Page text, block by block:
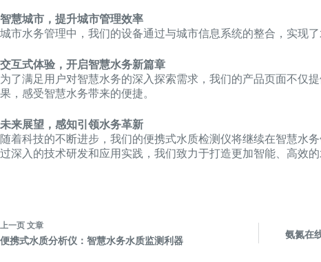
智慧城市，提升城市管理效率
城市水务管理中，我们的设备通过与城市信息系统的整合，实现
交互式体验，开启智慧水务新篇章
为了满足用户对智慧水务的深入探索需求，我们的产品页面不仅
果，感受智慧水务带来的便捷。
未来展望，感知引领水务革新
随着科技的不断进步，我们的便携式水质检测仪将继续在智慧水
过深入的技术研发和应用实践，我们致力于打造更加智能、高效
上一页 文章
便携式水质分析仪：智慧水务水质监测利器
氨氮在